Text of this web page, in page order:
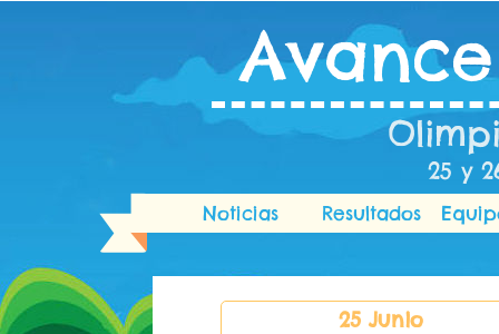
25 y
Noticias Resultados
25 Junio